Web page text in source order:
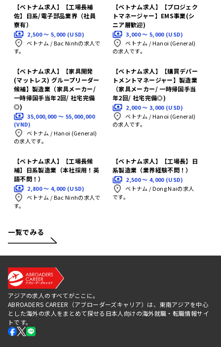
【ベトナム求人】【工場長補
佐】日系/電子部品業界（社員
寮有）
2,500 〜 5,000 (USD)
ベトナム /Bac Ninhの求人で
す。
【ベトナム求人】【プロジェク
トマネージャー】EMS事業(シ
ニア層歓迎)
3,000 〜 5,000 (USD)
ベトナム /Hanoi (General)
の求人です。
【ベトナム求人】【家具開発
(マットレス) グループリーダー
候補】製造業（家具メーカー/
一時帰国手当年2回/ 社宅完備
◎)
35,000,000 〜 55,000,000
(VND)
ベトナム /Hanoi (General)
の求人です。
【ベトナム求人】【購買デパー
トメントマネージャー】製造業
（家具メーカー/ 一時帰国手当
年2回/ 社宅完備◎)
2,000 〜 3,000 (USD)
ベトナム /Hanoi (General)
の求人です。
【ベトナム求人】【工場長候
補】日系製造業（本社採用！英
語不問！）
2,800 〜 4,000 (USD)
ベトナム /Bac Ninhの求人で
す。
【ベトナム求人】【工場長】日
系製造業（業界経験不問！）
2,500 〜 4,000 (USD)
ベトナム /Dong Naiの求人
です。
一覧でみる
アジアの求人のすべてがここに。
ABROADERS CAREER（アブローダーズキャリア）は、東南アジアを中心
とした海外の求人をまとめて探せる日本人向けの海外就職・転職情報サイ
トです。